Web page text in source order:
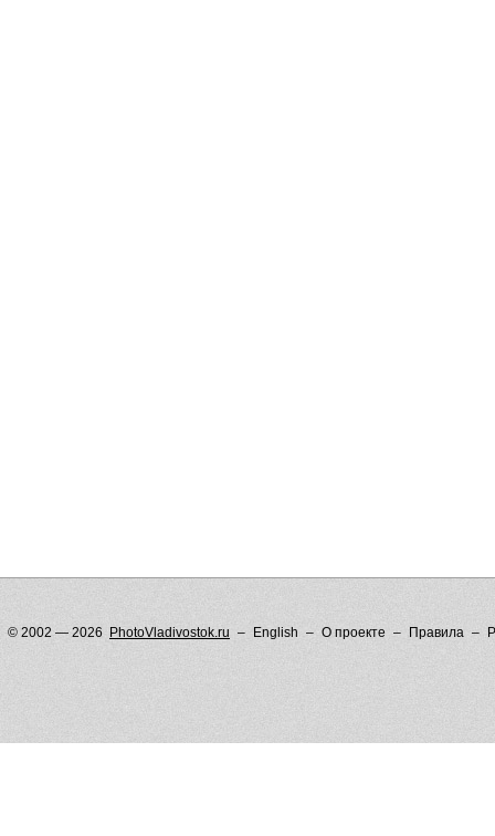
© 2002 — 2026 PhotoVladivostok.ru English О проекте Правила